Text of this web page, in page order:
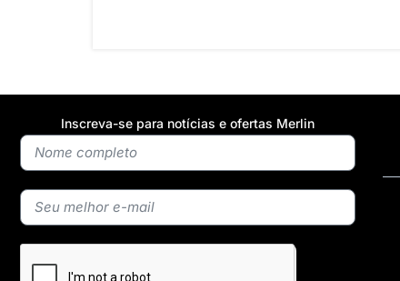
Inscreva-se para notícias e ofertas Merlin